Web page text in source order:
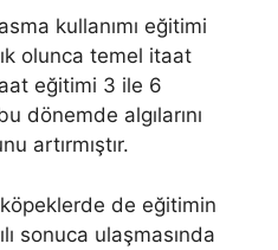
kullanımı eğitimi
olunca temel itaat
eğitimi 3 ile 6
dönemde algılarını
artırmıştır.
de eğitimin
sonuca ulaşmasında